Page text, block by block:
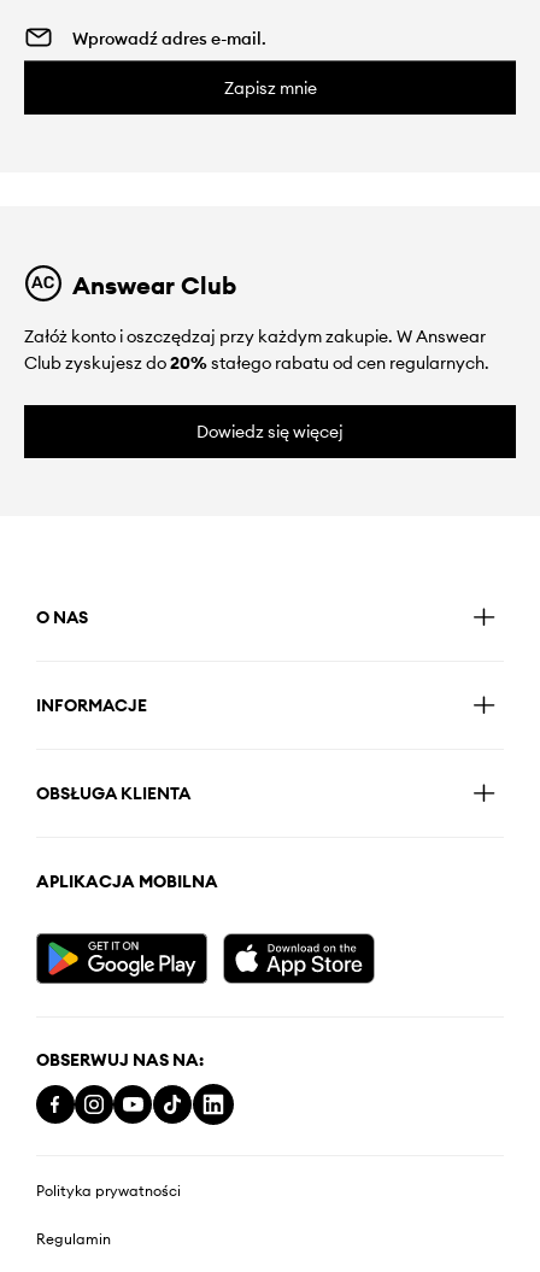
Zapisz mnie
Answear Club
Załóż konto i oszczędzaj przy każdym zakupie. W Answear
Club zyskujesz do20%stałego rabatu od cen regularnych.
Dowiedz się więcej
O NAS
INFORMACJE
OBSŁUGA KLIENTA
APLIKACJA MOBILNA
OBSERWUJ NAS NA:
Polityka prywatności
Regulamin